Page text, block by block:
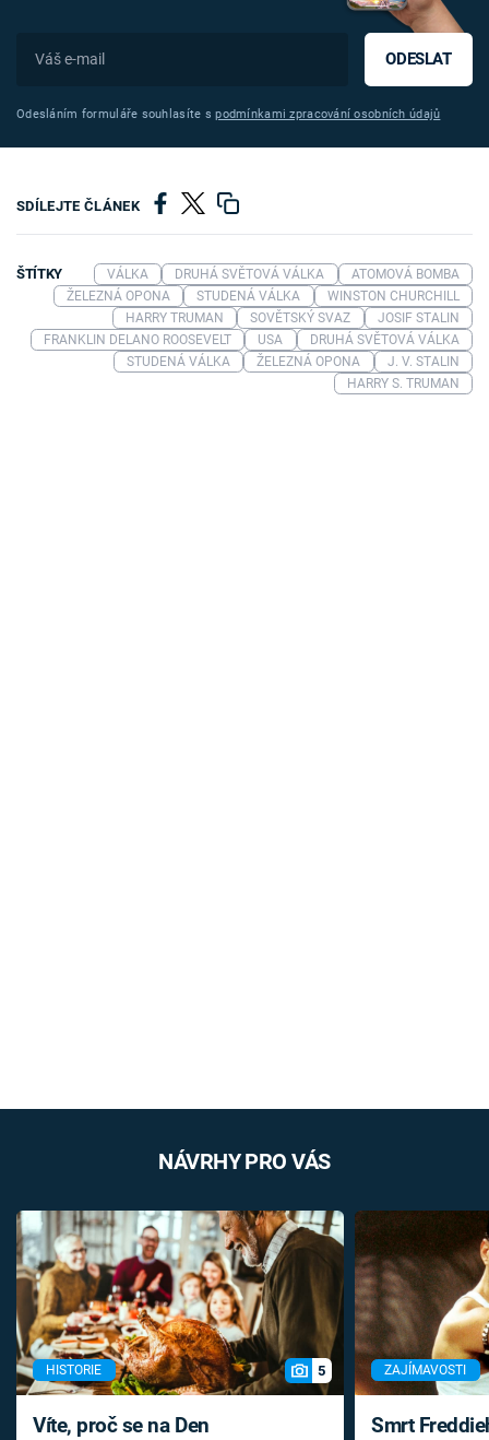
ODESLAT
Odesláním formuláře souhlasíte spodmínkami zpracování osobních údajů
SDÍLEJTE ČLÁNEK
ŠTÍTKY VÁLKA DRUHÁ SVĚTOVÁ VÁLKA
ATOMOVÁ BOMBA
ŽELEZNÁ OPONA
STUDENÁ VÁLKA
WINSTON CHURCHILL
HARRY TRUMAN
SOVĚTSKÝ SVAZ
JOSIF STALIN
FRANKLIN DELANO ROOSEVELT
USA
DRUHÁ SVĚTOVÁ VÁLKA
STUDENÁ VÁLKA
ŽELEZNÁ OPONA
J. V. STALIN
HARRY S. TRUMAN
NÁVRHY PRO VÁS
HISTORIE 5
Víte, proč se na Den
ZAJÍMAVOSTI
Smrt